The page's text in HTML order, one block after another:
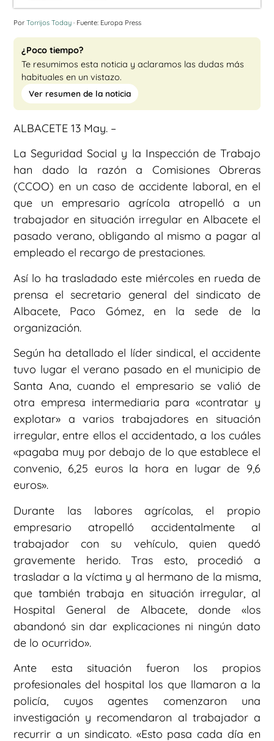
Por Torrijos Today · Fuente: Europa Press
¿Poco tiempo?
Te resumimos esta noticia y aclaramos las dudas más
habituales en un vistazo.
Ver resumen de la noticia
ALBACETE 13 May. –
La Seguridad Social y la Inspección de Trabajo
han dado la razón a Comisiones Obreras
(CCOO) en un caso de accidente laboral, en el
que un empresario agrícola atropelló a un
trabajador en situación irregular en Albacete el
pasado verano, obligando al mismo a pagar al
empleado el recargo de prestaciones.
Así lo ha trasladado este miércoles en rueda de
prensa el secretario general del sindicato de
Albacete, Paco Gómez, en la sede de la
organización.
Según ha detallado el líder sindical, el accidente
tuvo lugar el verano pasado en el municipio de
Santa Ana, cuando el empresario se valió de
otra empresa intermediaria para «contratar y
explotar» a varios trabajadores en situación
irregular, entre ellos el accidentado, a los cuáles
«pagaba muy por debajo de lo que establece el
convenio, 6,25 euros la hora en lugar de 9,6
euros».
Durante las labores agrícolas, el propio
empresario atropelló accidentalmente al
trabajador con su vehículo, quien quedó
gravemente herido. Tras esto, procedió a
trasladar a la víctima y al hermano de la misma,
que también trabaja en situación irregular, al
Hospital General de Albacete, donde «los
abandonó sin dar explicaciones ni ningún dato
de lo ocurrido».
Ante esta situación fueron los propios
profesionales del hospital los que llamaron a la
policía, cuyos agentes comenzaron una
investigación y recomendaron al trabajador a
recurrir a un sindicato. «Esto pasa cada día en